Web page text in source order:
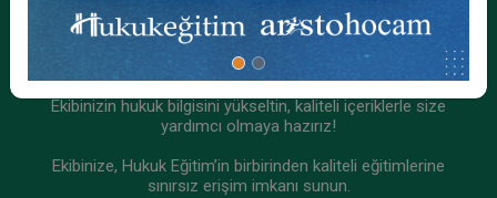
Kurumsal Teklif Alın
Ekibinizin hukuk bilgisini yükseltin, kaliteli içeriklerle size
yardımcı olmaya hazırız!
Ekibinize, Hukuk Eğitim’in birbirinden kaliteli eğitimlerine
sınırsız erişim imkanı sunun.